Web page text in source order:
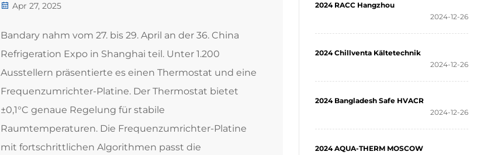
Apr 27, 2025
Bandary nahm vom 27. bis 29. April an der 36. China
Refrigeration Expo in Shanghai teil. Unter 1.200
Ausstellern präsentierte es einen Thermostat und eine
Frequenzumrichter-Platine. Der Thermostat bietet
±0,1°C genaue Regelung für stabile
Raumtemperaturen. Die Frequenzumrichter-Platine
mit fortschrittlichen Algorithmen passt die
2024 RACC Hangzhou
2024-12-26
2024 Chillventa Kältetechnik
2024-12-26
2024 Bangladesh Safe HVACR
2024-12-26
2024 AQUA-THERM MOSCOW